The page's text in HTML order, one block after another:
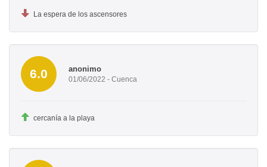
La espera de los ascensores
6.0 anonimo
01/06/2022 - Cuenca
cercanía a la playa